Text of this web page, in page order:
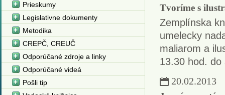
Tvoríme s
Zemplínska
umelecky
maliarom a
13.30 hod. do
20.02.2013
Prieskumy
Legislativne dokumenty
Metodika
CREPČ, CREUČ
Odporúčané zdroje a linky
Odporúčané videá
Pošli tip